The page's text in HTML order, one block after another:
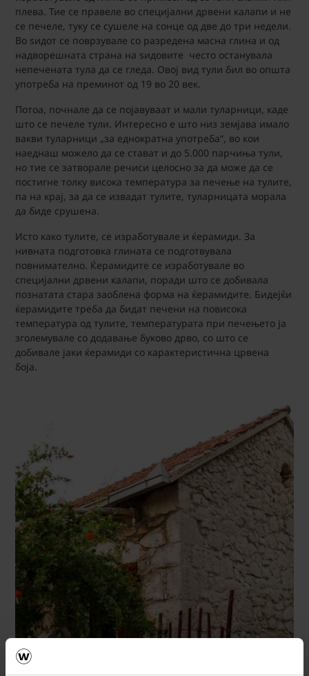
плева. Тие се правеле во специјални дрвени калапи и не
се печеле, туку се сушеле на сонце од две до три недели.
Во ѕидот се поврзувале со разредена масна глина и од
надворешната страна на ѕидовите често останувала
непечената тула да се гледа. Овој вид тули бил во општа
употреба на преминот од 19 во 20 век.
Потоа, почнале да се појавуваат и мали туларници, каде
што се печеле тули. Интересно е што низ земјава имало
вакви туларници „за еднократна употреба“, во кои
наеднаш можело да се стават и до 5.000 парчиња тули,
но тие се затворале речиси целосно за да може да се
постигне толку висока температура за печење на тулите,
па на крај, за да се извадат тулите, туларницата морала
да биде срушена.
Исто како тулите, се изработувале и ќерамиди. За
нивната подготовка глината се подготвувала
повнимателно. Ќерамидите се изработувале во
специјални дрвени калапи, поради што се добивала
познатата стара заоблена форма на ќерамидите. Бидејќи
ќерамидите треба да бидат печени на повисока
температура од тулите, температурата при печењето ја
зголемувале со додавање буково дрво, со што се
добивале јаки ќерамиди со карактеристична црвена
боја.